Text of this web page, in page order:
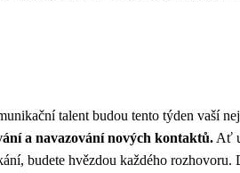
talent budou tento týden vaší
a navazování nových kontaktů. Ať
budete hvězdou každého rozhovoru.